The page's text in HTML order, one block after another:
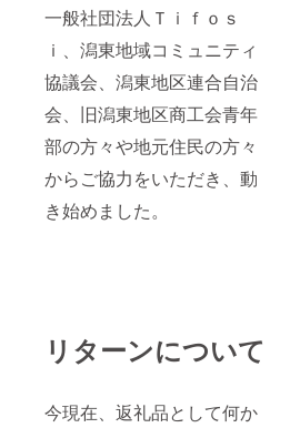
一般社団法人Ｔｉｆｏｓ
ｉ、潟東地域コミュニティ
協議会、潟東地区連合自治
会、旧潟東地区商工会青年
部の方々や地元住民の方々
からご協力をいただき、動
き始めました。
リターンについて
今現在、返礼品として何か